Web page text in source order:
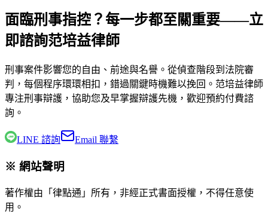
面臨刑事指控？每一步都至關重要——立
即諮詢范培益律師
刑事案件影響您的自由、前途與名譽。從偵查階段到法院審
判，每個程序環環相扣，錯過關鍵時機難以挽回。 范培益律師
專注刑事辯護，協助您及早掌握辯護先機，歡迎預約付費諮
詢。
LINE 諮詢 Email 聯繫
※ 網站聲明
著作權由「律點通」所有，非經正式書面授權，不得任意使
用。